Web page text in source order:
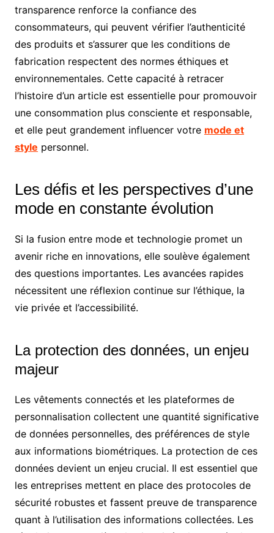
transparence renforce la confiance des
consommateurs, qui peuvent vérifier l’authenticité
des produits et s’assurer que les conditions de
fabrication respectent des normes éthiques et
environnementales. Cette capacité à retracer
l’histoire d’un article est essentielle pour promouvoir
une consommation plus consciente et responsable,
et elle peut grandement influencer votre mode et
style personnel.
Les défis et les perspectives d’une
mode en constante évolution
Si la fusion entre mode et technologie promet un
avenir riche en innovations, elle soulève également
des questions importantes. Les avancées rapides
nécessitent une réflexion continue sur l’éthique, la
vie privée et l’accessibilité.
La protection des données, un enjeu
majeur
Les vêtements connectés et les plateformes de
personnalisation collectent une quantité significative
de données personnelles, des préférences de style
aux informations biométriques. La protection de ces
données devient un enjeu crucial. Il est essentiel que
les entreprises mettent en place des protocoles de
sécurité robustes et fassent preuve de transparence
quant à l’utilisation des informations collectées. Les